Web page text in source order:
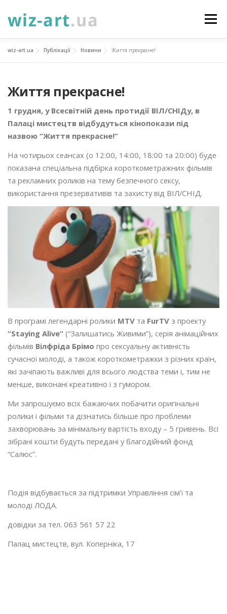
до
Меню
НОВИНИ ПРО НАС ПОСЛУГИ
ФОТОГАЛЕРЕЯ ПІДТРИМАТИ
УКР ENG ПРОЄКТИ
wiz-art.ua Публікації Новини Життя прекрасне!
Життя прекрасне!
1 грудня, у Всесвітній день протидії ВІЛ/СНІДу, в
Палаці мистецтв відбудуться кінопокази під
назвою “Життя прекрасне!”
На чотирьох сеансах (о 12:00, 14:00, 18:00 та 20:00) буде
показана спеціальна підбірка короткометражних фільмів
та рекламних роликів на тему безпечного сексу,
використання презервативів та захисту від ВІЛ/СНІД.
В програмі легендарні ролики MTV та FurTV з проекту
“Staying Alive” (“Залишатись Живими”), серія анімаційних
фільмів Вілфріда Брімо про сексуальну активність
сучасної молоді, а також короткометражки з різних країн,
які зачіпають важливі для всього людства теми і, тим не
менше, виконані креативно і з гумором.
Ми запрошуємо всіх бажаючих побачити оригінальні
ролики і фільми та дізнатись більше про проблеми
захворювань за мінімальну вартість входу – 5 гривень. Всі
зібрані кошти будуть передані у благодійний фонд
“Салюс”.
Подія відбувається за підтримки Управління сім’ї та
молоді ЛОДА.
довідки за тел. 063 561 57 22
Палац мистецтв, вул. Коперніка, 17